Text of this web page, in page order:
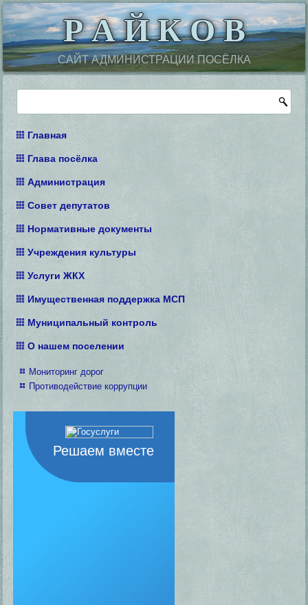
Р А Й К О В
САЙТ АДМИНИСТРАЦИИ ПОСЁЛКА
Главная
Глава посёлка
Администрация
Совет депутатов
Нормативные документы
Учреждения культуры
Услуги ЖКХ
Имущественная поддержка МСП
Муниципальный контроль
О нашем поселении
Мониторинг дорог
Противодействие коррупции
Решаем вместе